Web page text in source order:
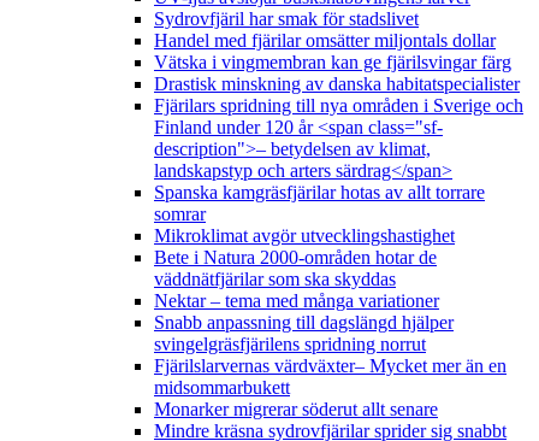
Sydrovfjäril har smak för stadslivet
Handel med fjärilar omsätter miljontals dollar
Vätska i vingmembran kan ge fjärilsvingar färg
Drastisk minskning av danska habitatspecialister
Fjärilars spridning till nya områden i Sverige och
Finland under 120 år <span class="sf-
description">– betydelsen av klimat,
landskapstyp och arters särdrag</span>
Spanska kamgräsfjärilar hotas av allt torrare
somrar
Mikroklimat avgör utvecklingshastighet
Bete i Natura 2000-områden hotar de
väddnätfjärilar som ska skyddas
Nektar – tema med många variationer
Snabb anpassning till dagslängd hjälper
svingelgräsfjärilens spridning norrut
Fjärilslarvernas värdväxter– Mycket mer än en
midsommarbukett
Monarker migrerar söderut allt senare
Mindre kräsna sydrovfjärilar sprider sig snabbt